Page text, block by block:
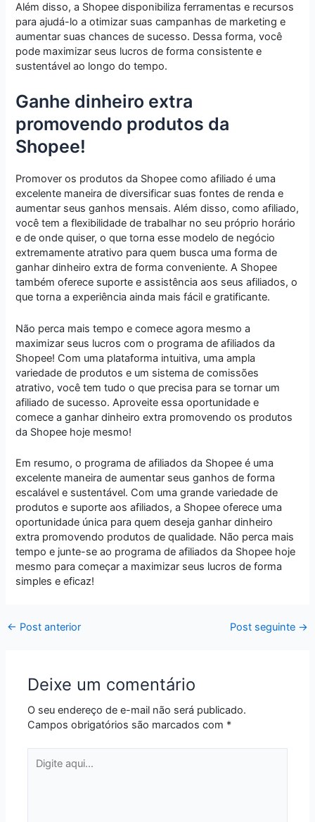
Além disso, a Shopee disponibiliza ferramentas e recursos
para ajudá-lo a otimizar suas campanhas de marketing e
aumentar suas chances de sucesso. Dessa forma, você
pode maximizar seus lucros de forma consistente e
sustentável ao longo do tempo.
Ganhe dinheiro extra
promovendo produtos da
Shopee!
Promover os produtos da Shopee como afiliado é uma
excelente maneira de diversificar suas fontes de renda e
aumentar seus ganhos mensais. Além disso, como afiliado,
você tem a flexibilidade de trabalhar no seu próprio horário
e de onde quiser, o que torna esse modelo de negócio
extremamente atrativo para quem busca uma forma de
ganhar dinheiro extra de forma conveniente. A Shopee
também oferece suporte e assistência aos seus afiliados, o
que torna a experiência ainda mais fácil e gratificante.
Não perca mais tempo e comece agora mesmo a
maximizar seus lucros com o programa de afiliados da
Shopee! Com uma plataforma intuitiva, uma ampla
variedade de produtos e um sistema de comissões
atrativo, você tem tudo o que precisa para se tornar um
afiliado de sucesso. Aproveite essa oportunidade e
comece a ganhar dinheiro extra promovendo os produtos
da Shopee hoje mesmo!
Em resumo, o programa de afiliados da Shopee é uma
excelente maneira de aumentar seus ganhos de forma
escalável e sustentável. Com uma grande variedade de
produtos e suporte aos afiliados, a Shopee oferece uma
oportunidade única para quem deseja ganhar dinheiro
extra promovendo produtos de qualidade. Não perca mais
tempo e junte-se ao programa de afiliados da Shopee hoje
mesmo para começar a maximizar seus lucros de forma
simples e eficaz!
← Post anterior Post seguinte →
Deixe um comentário
O seu endereço de e-mail não será publicado.
Campos obrigatórios são marcados com *
aqui...